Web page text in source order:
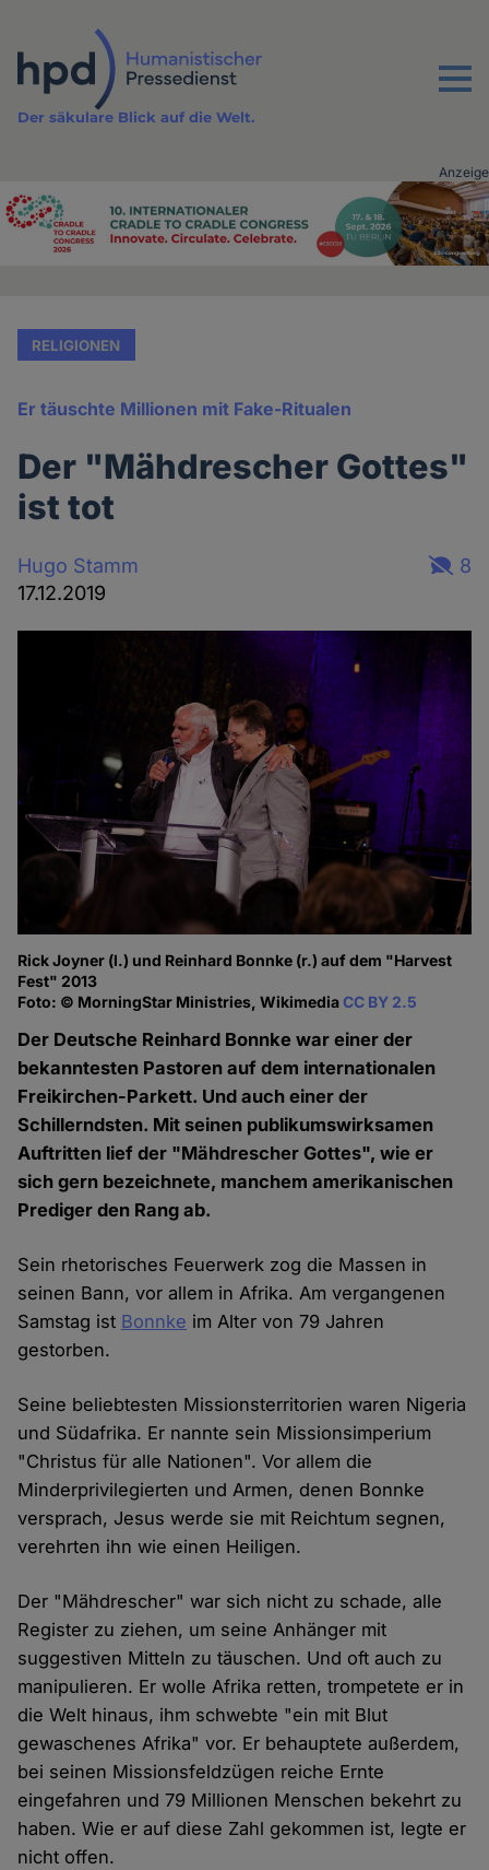
Inhalt
Menu
Der säkulare Blick auf die Welt.
Advertising
Anzeige
RELIGIONEN
Er täuschte Millionen mit Fake-Ritualen
Der "Mähdrescher Gottes"
ist tot
Hugo Stamm
17.12.2019
8
Rick Joyner (l.) und Reinhard Bonnke (r.) auf dem "Harvest
Fest" 2013
Foto: © MorningStar Ministries, WikimediaCC BY 2.5
Der Deutsche Reinhard Bonnke war einer der
bekanntesten Pastoren auf dem internationalen
Freikirchen-Parkett. Und auch einer der
Schillerndsten. Mit seinen publikumswirksamen
Auftritten lief der "Mähdrescher Gottes", wie er
sich gern bezeichnete, manchem amerikanischen
Prediger den Rang ab.
Sein rhetorisches Feuerwerk zog die Massen in
seinen Bann, vor allem in Afrika. Am vergangenen
Samstag ist Bonnke im Alter von 79 Jahren
gestorben.
Seine beliebtesten Missionsterritorien waren Nigeria
und Südafrika. Er nannte sein Missionsimperium
"Christus für alle Nationen". Vor allem die
Minderprivilegierten und Armen, denen Bonnke
versprach, Jesus werde sie mit Reichtum segnen,
verehrten ihn wie einen Heiligen.
Der "Mähdrescher" war sich nicht zu schade, alle
Register zu ziehen, um seine Anhänger mit
suggestiven Mitteln zu täuschen. Und oft auch zu
manipulieren. Er wolle Afrika retten, trompetete er in
die Welt hinaus, ihm schwebte "ein mit Blut
gewaschenes Afrika" vor. Er behauptete außerdem,
bei seinen Missionsfeldzügen reiche Ernte
eingefahren und 79 Millionen Menschen bekehrt zu
haben. Wie er auf diese Zahl gekommen ist, legte er
nicht offen.